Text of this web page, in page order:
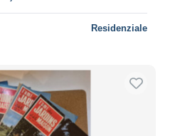
Residenziale